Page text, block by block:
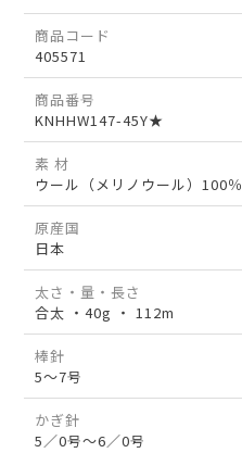
商品コード
405571
商品番号
KNHHW147-45Y★
素 材
ウール（メリノウール）100％
原産国
日本
太さ・量・長さ
合太 ・40g ・ 112m
棒針
5～7号
かぎ針
5／0号～6／0号